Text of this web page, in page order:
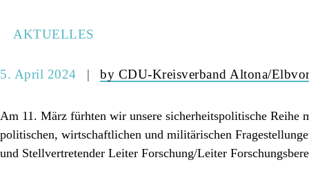
AKTUELLES
5. April 2024 by CDU-Kreisverband Altona/
Am 11. März fürhten wir unsere sicherheitspolitische Reihe
politischen, wirtschaftlichen und militärischen
und Stellvertretender Leiter Forschung/Leiter